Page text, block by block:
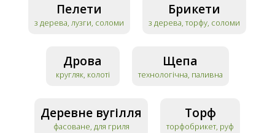
Пелети
з дерева, лузги, соломи
Брикети
з дерева, торфу, соломи
Дрова
кругляк, колоті
Щепа
технологічна, паливна
Деревне вугілля
фасоване, для гриля
Торф
торфобрикет, руф